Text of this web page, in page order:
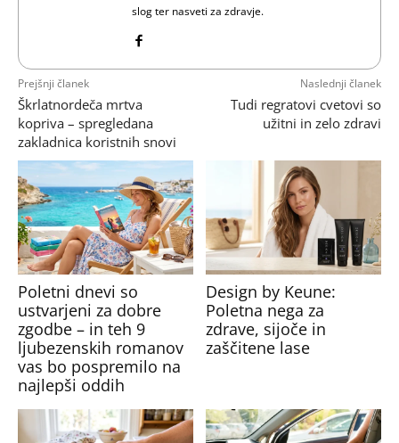
slog ter nasveti za zdravje.
Prejšnji članek
Škrlatnordeča mrtva
kopriva – spregledana
zakladnica koristnih snovi
Naslednji članek
Tudi regratovi cvetovi so
užitni in zelo zdravi
Poletni dnevi so
ustvarjeni za dobre
zgodbe – in teh 9
ljubezenskih romanov
vas bo pospremilo na
najlepši oddih
Design by Keune:
Poletna nega za
zdrave, sijoče in
zaščitene lase